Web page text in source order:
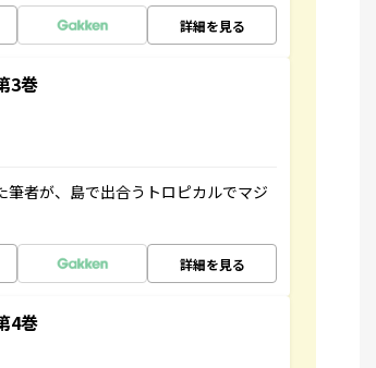
詳細を見る
3巻
者が、島で出合うトロピカルでマジ
詳細を見る
4巻